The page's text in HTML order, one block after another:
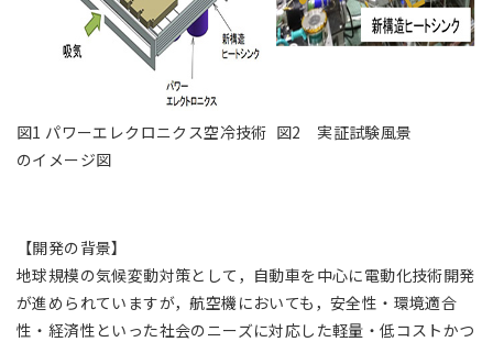
図1 パワーエレクロニクス空冷技術
のイメージ図
図2 実証試験風景
【開発の背景】
地球規模の気候変動対策として，自動車を中心に電動化技術開発
が進められていますが，航空機においても，安全性・環境適合
性・経済性といった社会のニーズに対応した軽量・低コストかつ